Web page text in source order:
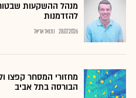
מנהל ההשקעות
להזדמנות
28.07.2026 נתנאל אריאל
מחזורי המסחר קפצו
הבורסה בתל אביב